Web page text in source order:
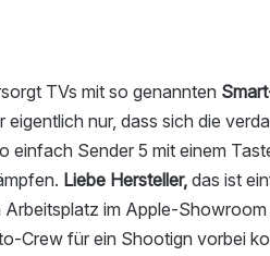
TVs mit so genannten
nur, dass sich die
einfach Sender 5 mit einem
Liebe Hersteller, das ist
im Apple-Showroom
Crew für ein Shootign vorbei